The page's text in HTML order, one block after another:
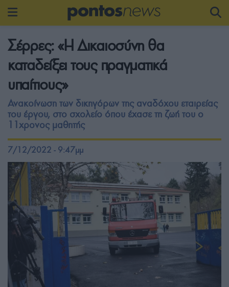
Σέρρες: «Η Δικαιοσύνη θα
καταδείξει τους πραγματικά
υπαίτιους»
Ανακοίνωση των δικηγόρων της αναδόχου εταιρείας
του έργου, στο σχολείο όπου έχασε τη ζωή του ο
11χρονος μαθητής
7/12/2022 - 9:47μμ